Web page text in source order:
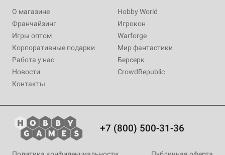
О магазине
Франчайзинг
Игры оптом
Корпоративные подарки
Работа у нас
Новости
Контакты
Hobby World
Игрокон
Warforge
Мир фантастики
Берсерк
CrowdRepublic
+7 (800) 500-31-36